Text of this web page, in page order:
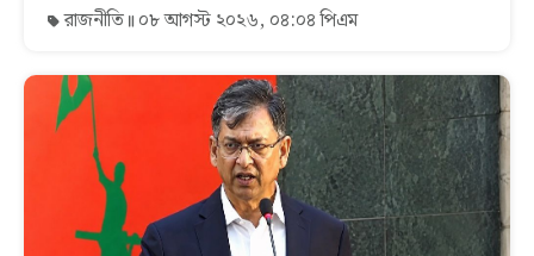
রাজনীতি ০৮ আগস্ট ২০২৬, ০৪:০৪ পিএম